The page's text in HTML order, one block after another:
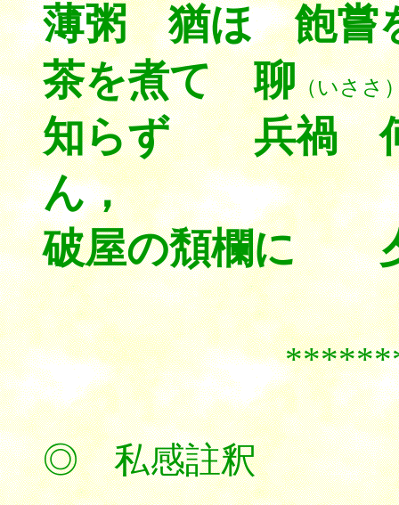
薄粥 猶ほ 飽嘗
茶を煮て 聊（いささ
知らず 兵禍
ん，
破屋の頽欄に
◎ 私感註釈